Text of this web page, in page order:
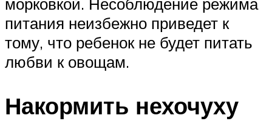
питания неизбежно приведет к
тому, что ребенок не будет питать
любви к овощам.
Накормить нехочуху